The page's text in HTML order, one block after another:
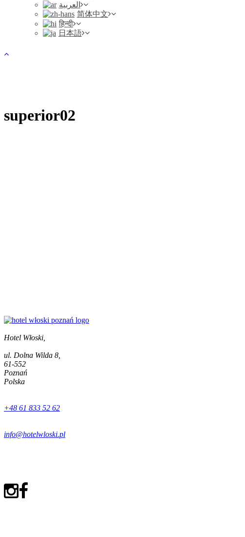
العربية
简体中文
हिन्दी
日本語
superior02
Hotel Włoski,
ul. Dolna Wilda 8,
61-552
Poznań
Polska
+48 61 833 52 62
info@hotelwloski.pl